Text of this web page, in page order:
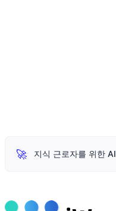
🚀 지식 근로자를 위한 AI